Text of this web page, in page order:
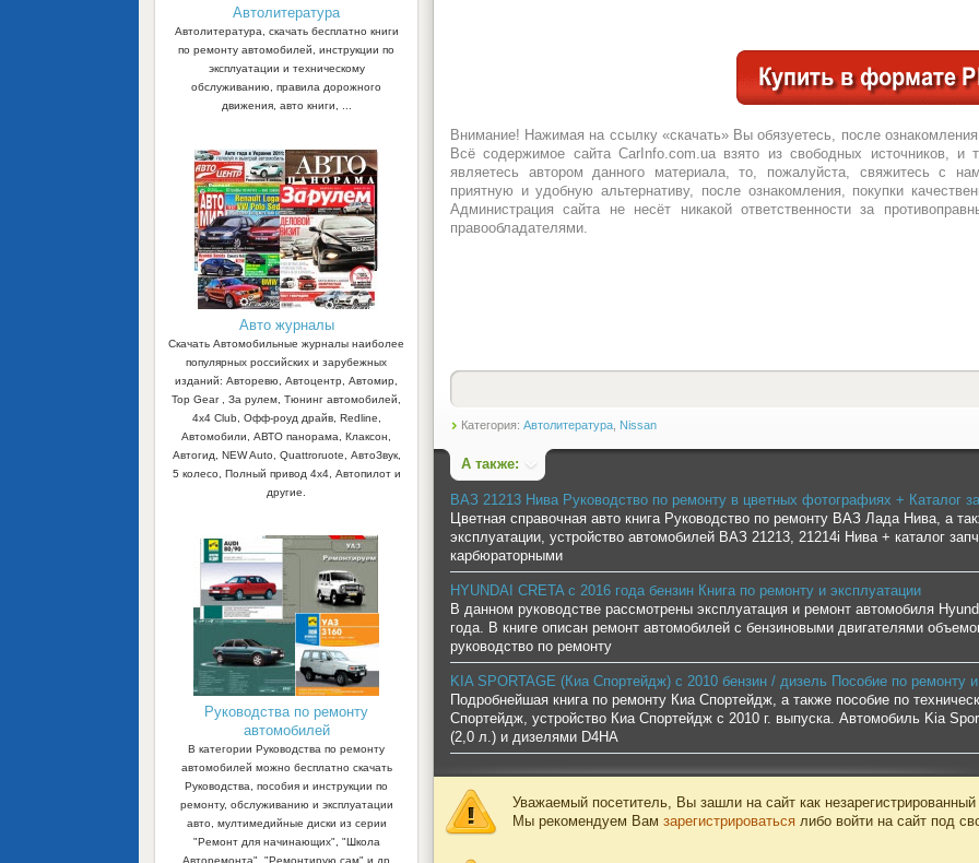
Внимание! Нажимая на ссылку «скачать» Вы обязуетесь, после
Всё содержимое сайта CarInfo.com.ua взято из свободных источников, и
являетесь автором данного материала, то, пожалуйста, свяжитесь с
приятную и удобную альтернативу, после ознакомления, покупки
Администрация сайта не несёт никакой ответственности за
правообладателями.
Категория: Автолитература, Nissan
А также:
ВАЗ 21213 Нива Руководство по ремонту в цветных фотографиях + Каталог
Цветная справочная авто книга Руководство по ремонту ВАЗ Лада Нива, а
эксплуатации, устройство автомобилей ВАЗ 21213, 21214i Нива + каталог
карбюраторными
HYUNDAI CRETA c 2016 года бензин Книга по ремонту и эксплуатации
В данном руководстве рассмотрены эксплуатация и ремонт автомобиля
года. В книге описан ремонт автомобилей с бензиновыми двигателями
руководство по ремонту
KIA SPORTAGE (Киа Спортейдж) с 2010 бензин / дизель Пособие по ремонту
Подробнейшая книга по ремонту Киа Спортейдж, а также пособие по
Спортейдж, устройство Киа Спортейдж с 2010 г. выпуска. Автомобиль Kia
(2,0 л.) и дизелями D4HA
Уважаемый посетитель, Вы зашли на сайт как
Мы рекомендуем Вам зарегистрироваться либо войти на сайт под
Автолитература
Автолитература, скачать бесплатно книги
по ремонту автомобилей, инструкции по
эксплуатации и техническому
обслуживанию, правила дорожного
движения, авто книги, ...
Авто журналы
Скачать Автомобильные журналы наиболее
популярных российских и зарубежных
изданий: Авторевю, Автоцентр, Автомир,
Top Gear , За рулем, Тюнинг автомобилей,
4x4 Club, Офф-роуд драйв, Redline,
Автомобили, АВТО панорама, Клаксон,
Автогид, NEW Auto, Quattroruote, АвтоЗвук,
5 колесо, Полный привод 4х4, Автопилот и
другие.
Руководства по ремонту
автомобилей
В категории Руководства по ремонту
автомобилей можно бесплатно скачать
Руководства, пособия и инструкции по
ремонту, обслуживанию и эксплуатации
авто, мултимедийные диски из серии
"Ремонт для начинающих", "Школа
Авторемонта", "Ремонтирую сам" и др